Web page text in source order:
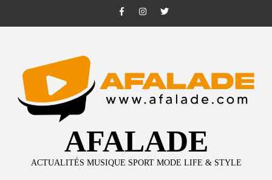
FacebookInstagramTwitter
AFALADE
ACTUALITÉS MUSIQUE SPORT MODE LIFE & STYLE